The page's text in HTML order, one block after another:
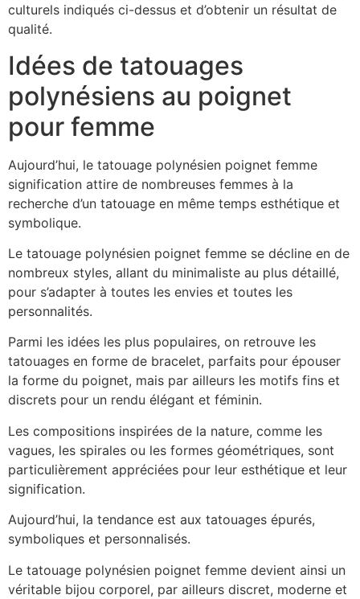
culturels indiqués ci-dessus et d’obtenir un résultat de
qualité.
Idées de tatouages
polynésiens au poignet
pour femme
Aujourd’hui, le tatouage polynésien poignet femme
signification attire de nombreuses femmes à la
recherche d’un tatouage en même temps esthétique et
symbolique.
Le tatouage polynésien poignet femme se décline en de
nombreux styles, allant du minimaliste au plus détaillé,
pour s’adapter à toutes les envies et toutes les
personnalités.
Parmi les idées les plus populaires, on retrouve les
tatouages en forme de bracelet, parfaits pour épouser
la forme du poignet, mais par ailleurs les motifs fins et
discrets pour un rendu élégant et féminin.
Les compositions inspirées de la nature, comme les
vagues, les spirales ou les formes géométriques, sont
particulièrement appréciées pour leur esthétique et leur
signification.
Aujourd’hui, la tendance est aux tatouages épurés,
symboliques et personnalisés.
Le tatouage polynésien poignet femme devient ainsi un
véritable bijou corporel, par ailleurs discret, moderne et